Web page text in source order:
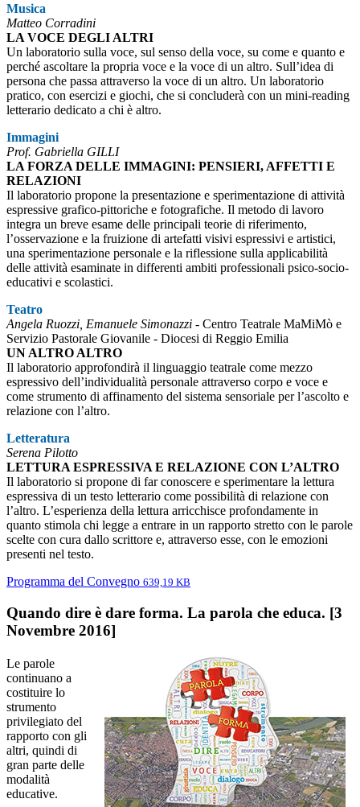
Musica
Matteo Corradini
LA VOCE DEGLI ALTRI
Un laboratorio sulla voce, sul senso della voce, su come e quanto e
perché ascoltare la propria voce e la voce di un altro. Sull’idea di
persona che passa attraverso la voce di un altro. Un laboratorio
pratico, con esercizi e giochi, che si concluderà con un mini-reading
letterario dedicato a chi è altro.
Immagini
Prof. Gabriella GILLI
LA FORZA DELLE IMMAGINI: PENSIERI, AFFETTI E
RELAZIONI
Il laboratorio propone la presentazione e sperimentazione di attività
espressive grafico-pittoriche e fotografiche. Il metodo di lavoro
integra un breve esame delle principali teorie di riferimento,
l’osservazione e la fruizione di artefatti visivi espressivi e artistici,
una sperimentazione personale e la riflessione sulla applicabilità
delle attività esaminate in differenti ambiti professionali psico-socio-
educativi e scolastici.
Teatro
Angela Ruozzi, Emanuele Simonazzi - Centro Teatrale MaMiMò e
Servizio Pastorale Giovanile - Diocesi di Reggio Emilia
UN ALTRO ALTRO
Il laboratorio approfondirà il linguaggio teatrale come mezzo
espressivo dell’individualità personale attraverso corpo e voce e
come strumento di affinamento del sistema sensoriale per l’ascolto e
relazione con l’altro.
Letteratura
Serena Pilotto
LETTURA ESPRESSIVA E RELAZIONE CON L’ALTRO
Il laboratorio si propone di far conoscere e sperimentare la lettura
espressiva di un testo letterario come possibilità di relazione con
l’altro. L’esperienza della lettura arricchisce profondamente in
quanto stimola chi legge a entrare in un rapporto stretto con le parole
scelte con cura dallo scrittore e, attraverso esse, con le emozioni
presenti nel testo.
Programma del Convegno 639,19 KB
Quando dire è dare forma. La parola che educa. [3
Novembre 2016]
Le parole
continuano a
costituire lo
strumento
privilegiato del
rapporto con gli
altri, quindi di
gran parte delle
modalità
educative.